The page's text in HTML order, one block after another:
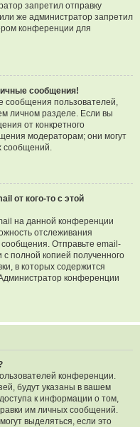
запретил отправку
же администратор запретил
конференции для
сообщения!
сообщения пользователей,
личном разделе. Если вы
от конкретного
модераторам; они могут
сообщений.
от кого-то с этой
на данной конференции
отслеживания
Отправьте email-
полной копией полученного
в которых содержится
конференции
конференции.
будут указаны в вашем
к информации о том,
им личных сообщений.
выделяться, если это